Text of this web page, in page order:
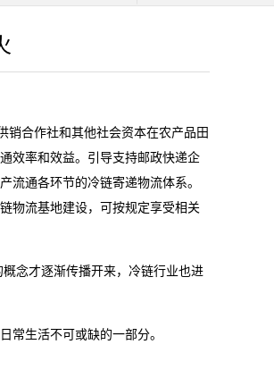
销合作社和其他社会资本在农产品田
效率和效益。引导支持邮政快递企
流通各环节的冷链寄递物流体系。
物流基地建设，可按规定享受相关
念才逐渐传播开来，冷链行业也进
常生活不可或缺的一部分。